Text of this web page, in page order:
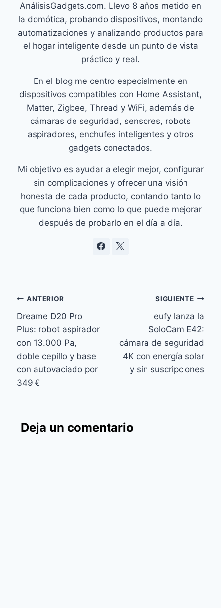
AnálisisGadgets.com. Llevo 8 años metido en
la domótica, probando dispositivos, montando
automatizaciones y analizando productos para
el hogar inteligente desde un punto de vista
práctico y real.
En el blog me centro especialmente en
dispositivos compatibles con Home Assistant,
Matter, Zigbee, Thread y WiFi, además de
cámaras de seguridad, sensores, robots
aspiradores, enchufes inteligentes y otros
gadgets conectados.
Mi objetivo es ayudar a elegir mejor, configurar
sin complicaciones y ofrecer una visión
honesta de cada producto, contando tanto lo
que funciona bien como lo que puede mejorar
después de probarlo en el día a día.
Navegación
de
entradas
ANTERIOR
Dreame D20 Pro
Plus: robot aspirador
con 13.000 Pa,
doble cepillo y base
con autovaciado por
349 €
SIGUIENTE
eufy lanza la
SoloCam E42:
cámara de seguridad
4K con energía solar
y sin suscripciones
Deja un comentario